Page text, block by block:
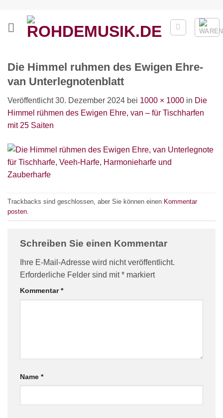
springen
Die Himmel ruhmen des Ewigen Ehre-
van Unterlegnotenblatt
Veröffentlicht30. Dezember 2024 bei 1000 × 1000 in Die
Himmel rühmen des Ewigen Ehre, van – für Tischharfen
mit 25 Saiten
Trackbacks sind geschlossen, aber Sie können einen Kommentar
posten
Schreiben Sie einen Kommentar
Ihre E-Mail-Adresse wird nicht veröffentlicht.
Erforderliche Felder sind mit* markiert
Kommentar*
Name *